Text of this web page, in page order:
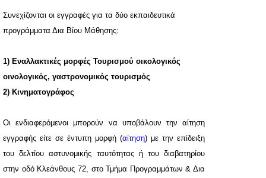
Συνεχίζονται οι εγγραφές για τα δύο εκπαιδευτικά
προγράμματα Δια Βίου Μάθησης:
1) Εναλλακτικές μορφές Τουρισμού οικολογικός
οινολογικός, γαστρονομικός τουρισμός
2) Κινηματογράφος
Οι ενδιαφερόμενοιμπορούν να υποβάλουν την αίτηση
εγγραφής είτε σε έντυπη μορφή (αίτηση) με την επίδειξη
του δελτίου αστυνομικής ταυτότητας ή του διαβατηρίου
στην οδό Κλεάνθους 72, στο Τμήμα Προγραμμάτων & Δια